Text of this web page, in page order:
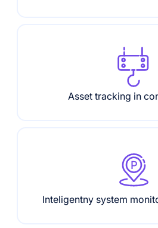
Asset tracking in
Inteligentny system